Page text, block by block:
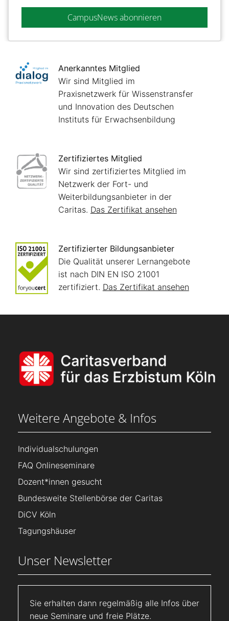
CampusNews abonnieren
Anerkanntes Mitglied
Wir sind Mitglied im
Praxisnetzwerk für Wissenstransfer
und Innovation des Deutschen
Instituts für Erwachsenbildung
Zertifiziertes Mitglied
Wir sind zertifiziertes Mitglied im
Netzwerk der Fort- und
Weiterbildungsanbieter in der
Caritas. Das Zertifikat ansehen
Zertifizierter Bildungsanbieter
Die Qualität unserer Lernangebote
ist nach DIN EN ISO 21001
zertifiziert. Das Zertifikat ansehen
Weitere Angebote & Infos
Individualschulungen
FAQ Onlineseminare
Dozent*innen gesucht
Bundesweite Stellenbörse der Caritas
DiCV Köln
Tagungshäuser
Unser Newsletter
Sie erhalten dann regelmäßig alle Infos über
neue Seminare und freie Plätze.